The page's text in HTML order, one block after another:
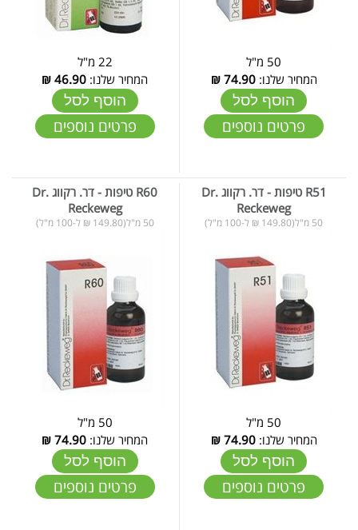
50 מ"ל
המחיר שלנו:74.90
₪
הוסף לסל
פרטים נוספים
22 מ"ל
המחיר שלנו: 46.90
₪
הוסף לסל
פרטים נוספים
R51 טיפות - דר. רקווג Dr.
Reckeweg
50 מ"ל(149.80 ₪ ל-100 מ"ל)
50 מ"ל
המחיר שלנו:74.90
₪
הוסף לסל
פרטים נוספים
R60 טיפות - דר. רקווג Dr.
Reckeweg
50 מ"ל(149.80 ₪ ל-100 מ"ל)
50 מ"ל
המחיר שלנו: 74.90
₪
הוסף לסל
פרטים נוספים